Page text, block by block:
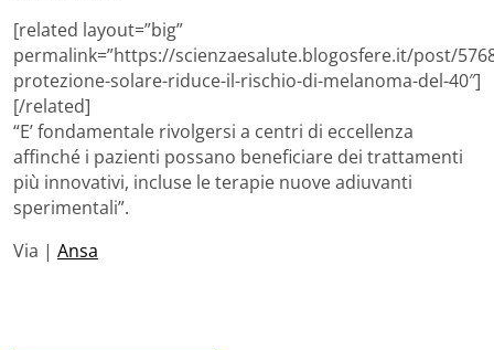
[related layout=”big”
permalink=”https://scienzaesalute.blogosfere.it/post/
protezione-solare-riduce-il-rischio-di-melanoma-del-40″]
[/related]
“E’ fondamentale rivolgersi a centri di eccellenza
affinché i pazienti possano beneficiare dei trattamenti
più innovativi, incluse le terapie nuove adiuvanti
sperimentali”.
Via | Ansa